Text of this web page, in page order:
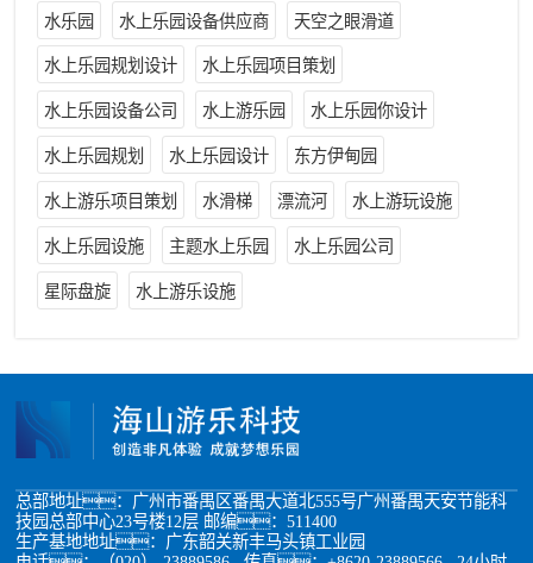
水乐园 水上乐园设备供应商 天空之眼滑道
水上乐园规划设计 水上乐园项目策划
水上乐园设备公司 水上游乐园 水上乐园你设计
水上乐园规划 水上乐园设计 东方伊甸园
水上游乐项目策划 水滑梯 漂流河 水上游玩设施
水上乐园设施 主题水上乐园 水上乐园公司
星际盘旋 水上游乐设施
总部地址：广州市番禺区番禺大道北555号广州番禺天安节能科
技园总部中心23号楼12层 邮编：511400
生产基地地址：广东韶关新丰马头镇工业园